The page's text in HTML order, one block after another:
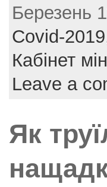
c
e
b
o
o
itt
er
er
e
st
l
Березень
Covid-2019
Кабінет
Leave a
Як